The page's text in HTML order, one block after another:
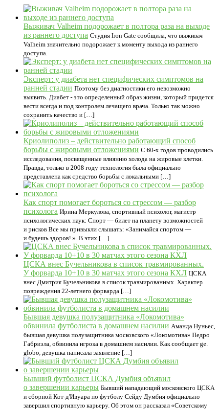
Выживач Valheim подорожает в полтора раза на выходе
из раннего доступа Студия Iron Gate сообщила, что выживач
Valheim значительно подорожает к моменту выхода из раннего
доступа.
Эксперт: у диабета нет специфических симптомов на
ранней стадии Поэтому без диагностики его невозможно
выявить. Диабет - это определенный образ жизни, который придется
вести всегда и под контролем лечащего врача. Только так можно
сохранить качество и […]
Криолиполиз – действительно работающий способ
борьбы с жировыми отложениями С 60-х годов проводились
исследования, посвященные влиянию холода на жировые клетки.
Правда, только в 2008 году технология была официально
представлена как средство борьбы с локальными […]
Как спорт помогает бороться со стрессом — разбор
психолога Ирина Меркулова, спортивный психолог, магистр
психологических наук: Спорт — билет на планету возможностей
и рисков Все мы привыкли слышать: «Занимайся спортом —
и будешь здоров! ». В этих […]
ЦСКА внес Бучельникова в список травмированных.
У форварда 10+10 в 30 матчах этого сезона КХЛ ЦСКА
внес Дмитрия Бучельникова в список травмированных. Характер
повреждения 22-летнего форварда […]
Бывшая девушка полузащитника «Локомотива»
обвинила футболиста в домашнем насилии Аманда Нуньес,
бывшая девушка полузащитника московского «Локомотива» Педро
Габриэла, обвинила игрока в домашнем насилии. Как сообщает ge.
glоbо, девушка написала заявление […]
Бывший футболист ЦСКА Думбия объявил
о завершении карьеры Бывший нападающий московского ЦСКА
и сборной Кот-д'Ивуара по футболу Сейду Думбия официально
завершил спортивную карьеру. Об этом он рассказал «Советскому